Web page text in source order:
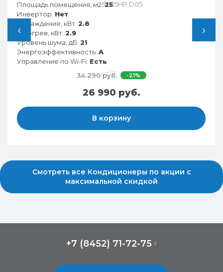
‹
Площадь помещения, м2:25
Инвертор: Нет
Охлаждение, кВт: 2.8
Обогрев, кВт: 2.9
Уровень шума, дБ: 21
Энергоэффективность: A
Управление по Wi-Fi: Есть
34 290 руб.
-21%
26 990 руб.
В корзину
›
Смотреть все Кондиционеры по акции с
максимальной скидкой
+7 (8452) 71-72-75